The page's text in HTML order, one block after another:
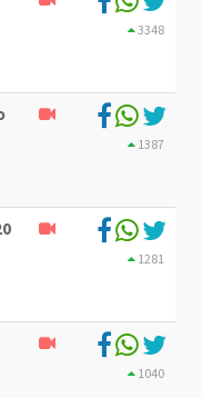
3348
1387
1281
1040